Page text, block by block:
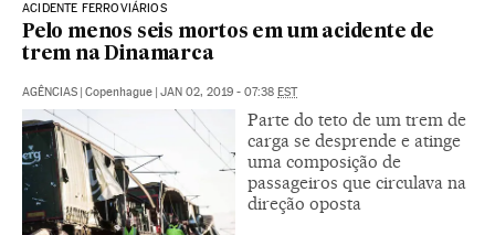
ACIDENTE FERROVIÁRIOS
Pelo menos seis mortos em um acidente de
trem na Dinamarca
AGÊNCIAS | Copenhague | JAN 02, 2019 - 07:38 EST
Parte do teto de um trem de
carga se desprende e atinge
uma composição de
passageiros que circulava na
direção oposta